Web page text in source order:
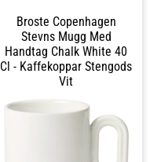
Broste Copenhagen
Stevns Mugg Med
Handtag Chalk White 40
Cl - Kaffekoppar Stengods
Vit